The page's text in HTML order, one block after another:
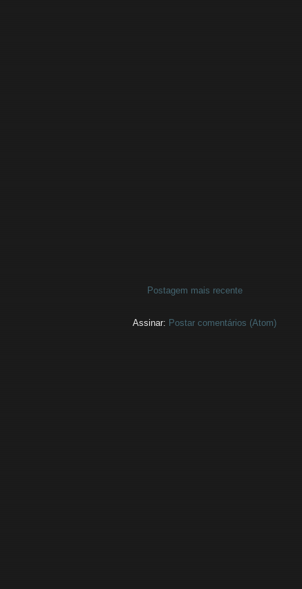
Postagem mais recente
Assinar: Postar comentários (Atom)